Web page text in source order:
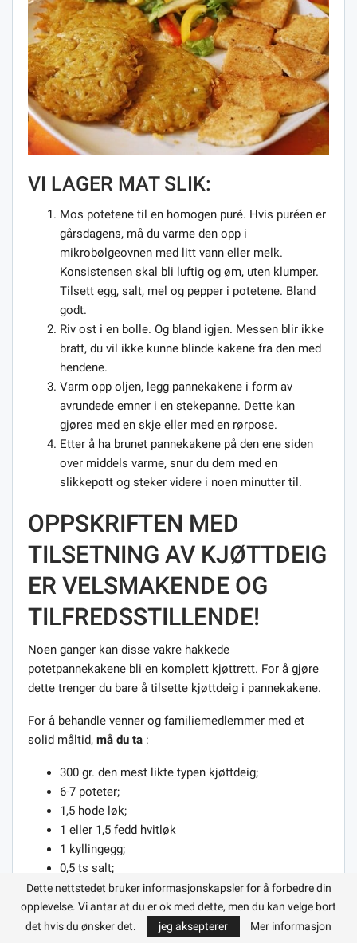
VI LAGER MAT SLIK:
Mos potetene til en homogen puré. Hvis puréen er
gårsdagens, må du varme den opp i
mikrobølgeovnen med litt vann eller melk.
Konsistensen skal bli luftig og øm, uten klumper.
Tilsett egg, salt, mel og pepper i potetene. Bland
godt.
Riv ost i en bolle. Og bland igjen. Messen blir ikke
bratt, du vil ikke kunne blinde kakene fra den med
hendene.
Varm opp oljen, legg pannekakene i form av
avrundede emner i en stekepanne. Dette kan
gjøres med en skje eller med en rørpose.
Etter å ha brunet pannekakene på den ene siden
over middels varme, snur du dem med en
slikkepott og steker videre i noen minutter til.
OPPSKRIFTEN MED
TILSETNING AV KJØTTDEIG
ER VELSMAKENDE OG
TILFREDSSTILLENDE!
Noen ganger kan disse vakre hakkede
potetpannekakene bli en komplett kjøttrett. For å gjøre
dette trenger du bare å tilsette kjøttdeig i pannekakene.
For å behandle venner og familiemedlemmer med et
solid måltid, må du ta :
300 gr. den mest likte typen kjøttdeig;
6-7 poteter;
1,5 hode løk;
1 eller 1,5 fedd hvitløk
1 kyllingegg;
0,5 ts salt;
3-5 ss vegetabilsk olje;
en klype svart pepper.
Dette nettstedet bruker informasjonskapsler for å forbedre din
opplevelse. Vi antar at du er ok med dette, men du kan velge bort
det hvis du ønsker det.
jeg aksepterer Mer informasjon